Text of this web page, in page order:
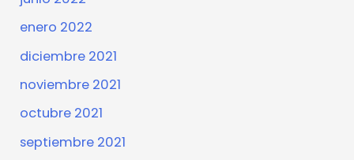
enero 2022
diciembre 2021
noviembre 2021
octubre 2021
septiembre 2021